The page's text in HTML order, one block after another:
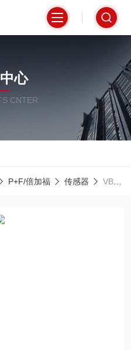
心
CNTER
P+F/倍加福 传感器 VBA-4E3A-KE-ZEJQ/E2L倍加福传感器致动器模块大量现货优势报价